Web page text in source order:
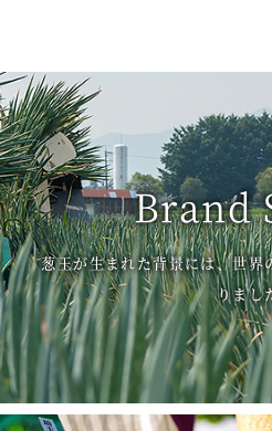
Brand
葱王が生まれた背景には、世
りまし